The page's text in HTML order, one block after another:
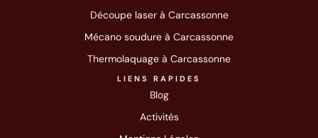
Découpe laser à Carcassonne
Mécano soudure à Carcassonne
Thermolaquage à Carcassonne
LIENS RAPIDES
Blog
Activités